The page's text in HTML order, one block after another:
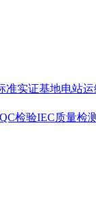
准实证基地电站运
检验IEC质量检